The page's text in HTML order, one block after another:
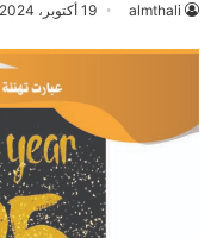
almthali 19 أكتوبر، 2024